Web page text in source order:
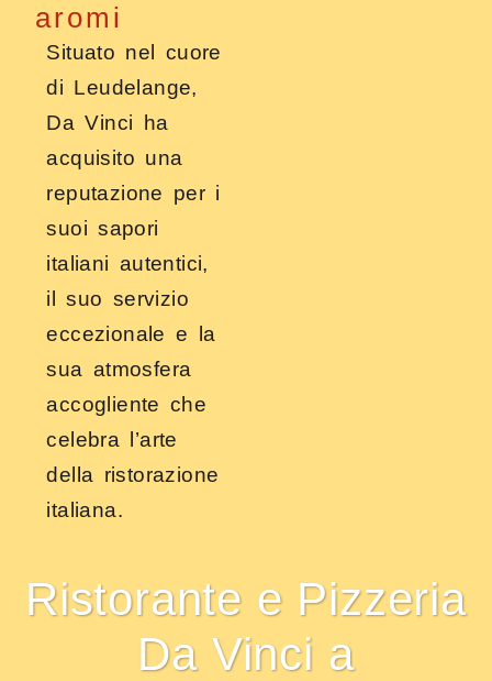
aromi
Situato nel cuore
di Leudelange,
Da Vinci ha
acquisito una
reputazione per i
suoi sapori
italiani autentici,
il suo servizio
eccezionale e la
sua atmosfera
accogliente che
celebra l’arte
della ristorazione
italiana.
Ristorante e Pizzeria
Da Vinci a